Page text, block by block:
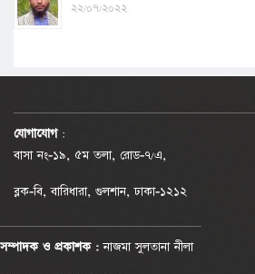
২২/০৭/২০২২
যোগাযোগ :
বাসা নং-১৯, ৫ম তলা, রোড-৭/এ,
ব্লক-বি, বারিধারা, গুলশান, ঢাকা-১২১২
সম্পাদক ও প্রকাশক :নাজমা সুলতানা নীলা